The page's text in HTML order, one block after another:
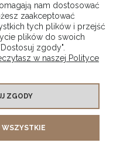
nam dostosować
zaakceptować
tych plików i przejść
plików do swoich
zgody".
w naszej Polityce
ZGODY
WSZYSTKIE